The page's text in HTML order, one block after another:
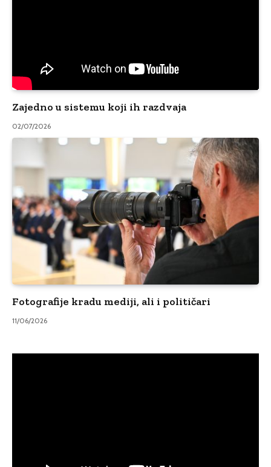
Zajedno u sistemu koji ih razdvaja
02/07/2026
Fotografije kradu mediji, ali i političari
11/06/2026